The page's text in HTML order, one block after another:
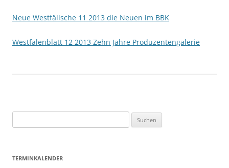
Neue Westfälische 11 2013 die Neuen im BBK
Westfalenblatt 12 2013 Zehn Jahre Produzentengalerie
nach:
TERMINKALENDER